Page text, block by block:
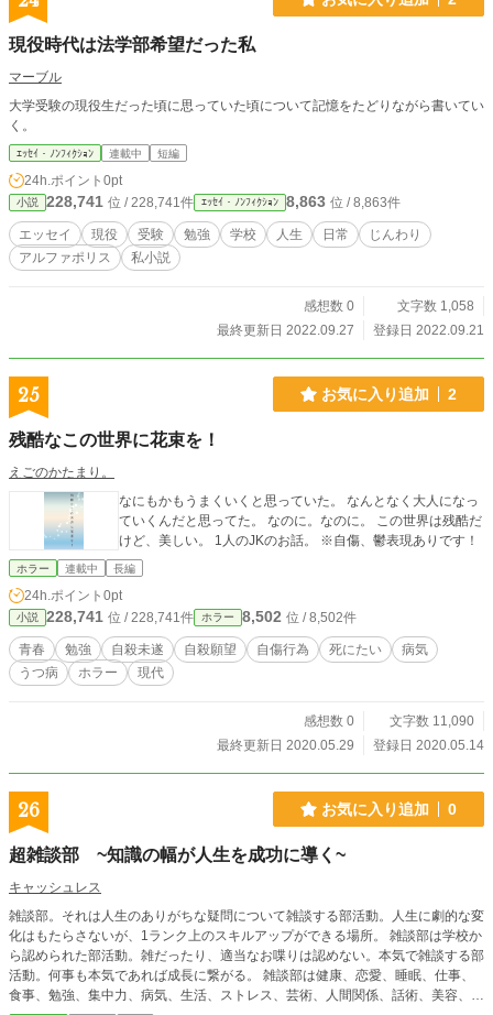
現役時代は法学部希望だった私
マーブル
大学受験の現役生だった頃に思っていた頃について記憶をたどりながら書いてい
く。
ｴｯｾｲ・ﾉﾝﾌｨｸｼｮﾝ 連載中 短編
24h.ポイント 0pt
小説 228,741 位 / 228,741件 ｴｯｾｲ・ﾉﾝﾌｨｸｼｮﾝ 8,863 位 / 8,863件
エッセイ 現役 受験 勉強 学校 人生 日常
じんわり
アルファポリス
私小説
感想数 0
文字数 1,058
最終更新日 2022.09.27
登録日 2022.09.21
25 お気に入り追加 2
残酷なこの世界に花束を！
えごのかたまり。
なにもかもうまくいくと思っていた。 なんとなく大人になっ
ていくんだと思ってた。 なのに。なのに。 この世界は残酷だ
けど、美しい。 1人のJKのお話。 ※自傷、鬱表現ありです！
ホラー 連載中 長編
24h.ポイント 0pt
小説 228,741 位 / 228,741件 ホラー 8,502 位 / 8,502件
青春 勉強 自殺未遂 自殺願望 自傷行為 死にたい
病気
うつ病
ホラー 現代
感想数 0
文字数 11,090
最終更新日 2020.05.29
登録日 2020.05.14
26 お気に入り追加 0
超雑談部 ~知識の幅が人生を成功に導く~
キャッシュレス
雑談部。それは人生のありがちな疑問について雑談する部活動。人生に劇的な変
化はもたらさないが、1ランク上のスキルアップができる場所。 雑談部は学校か
ら認められた部活動。雑だったり、適当なお喋りは認めない。本気で雑談する部
活動。何事も本気であれば成長に繋がる。 雑談部は健康、恋愛、睡眠、仕事、
食事、勉強、集中力、病気、生活、ストレス、芸術、人間関係、話術、美容、メ